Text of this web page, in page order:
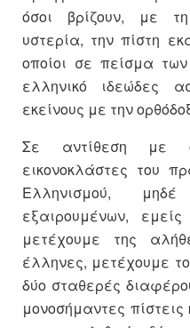
όσοι βρίζουν, με
υστερία, την πίστη
οποίοι σε πείσμα
ελληνικό ιδεώδες
εκείνους με την
Σε αντίθεση με
εικονοκλάστες του
Ελληνισμού,
εξαιρουμένων,
μετέχουμε της
έλληνες, μετέχουμε
δύο σταθερές
μονοσήμαντες